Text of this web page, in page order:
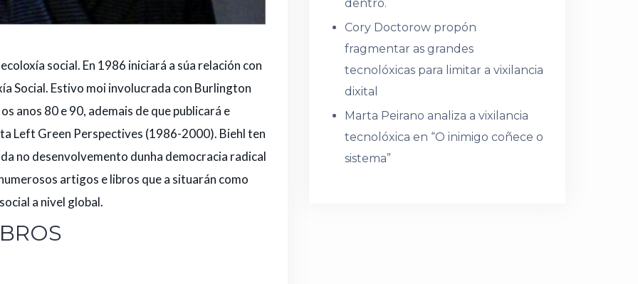
social. En 1986 iniciará a súa relación con
Social. Estivo moi involucrada con Burlington
anos 80 e 90, ademais de que publicará e
Left Green Perspectives (1986-2000). Biehl ten
no desenvolvemento dunha democracia radical
artigos e libros que a situarán como
a nivel global.
dentro.
Cory Doctorow propón
fragmentar as grandes
tecnolóxicas para limitar a vixilancia
dixital
Marta Peirano analiza a vixilancia
tecnolóxica en “O inimigo coñece o
sistema”